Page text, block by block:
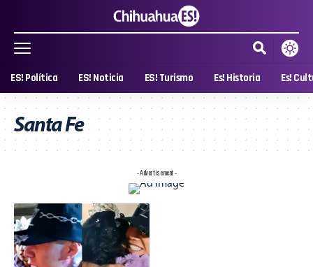
ES! Política ES! Noticia ES! Turismo Es! Historia Es!
Santa Fe
- Advertisement -